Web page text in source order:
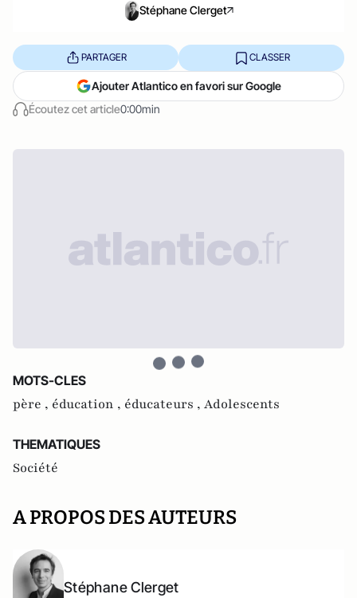
Stéphane Clerget
Écoutez cet article0:00min
PARTAGER CLASSER
Ajouter Atlantico en favori sur Google
MOTS-CLES
père , éducation , éducateurs , Adolescents
THEMATIQUES
Société
A PROPOS DES AUTEURS
Stéphane Clerget